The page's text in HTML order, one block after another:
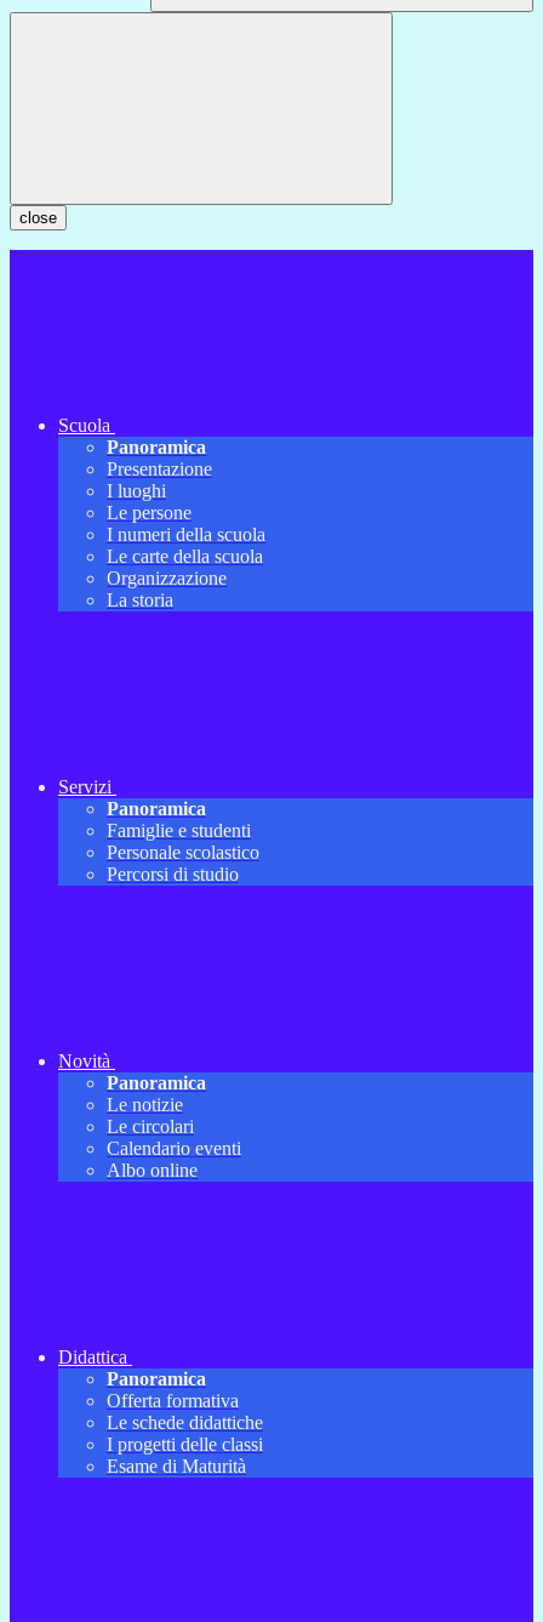
close
Scuola
Panoramica
Presentazione
I luoghi
Le persone
I numeri della scuola
Le carte della scuola
Organizzazione
La storia
Servizi
Panoramica
Famiglie e studenti
Personale scolastico
Percorsi di studio
Novità
Panoramica
Le notizie
Le circolari
Calendario eventi
Albo online
Didattica
Panoramica
Offerta formativa
Le schede didattiche
I progetti delle classi
Esame di Maturità